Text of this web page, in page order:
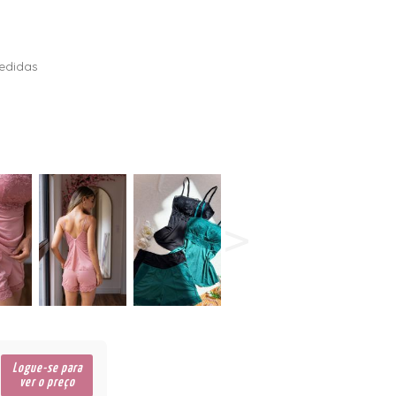
Logue-se para
ver o preço